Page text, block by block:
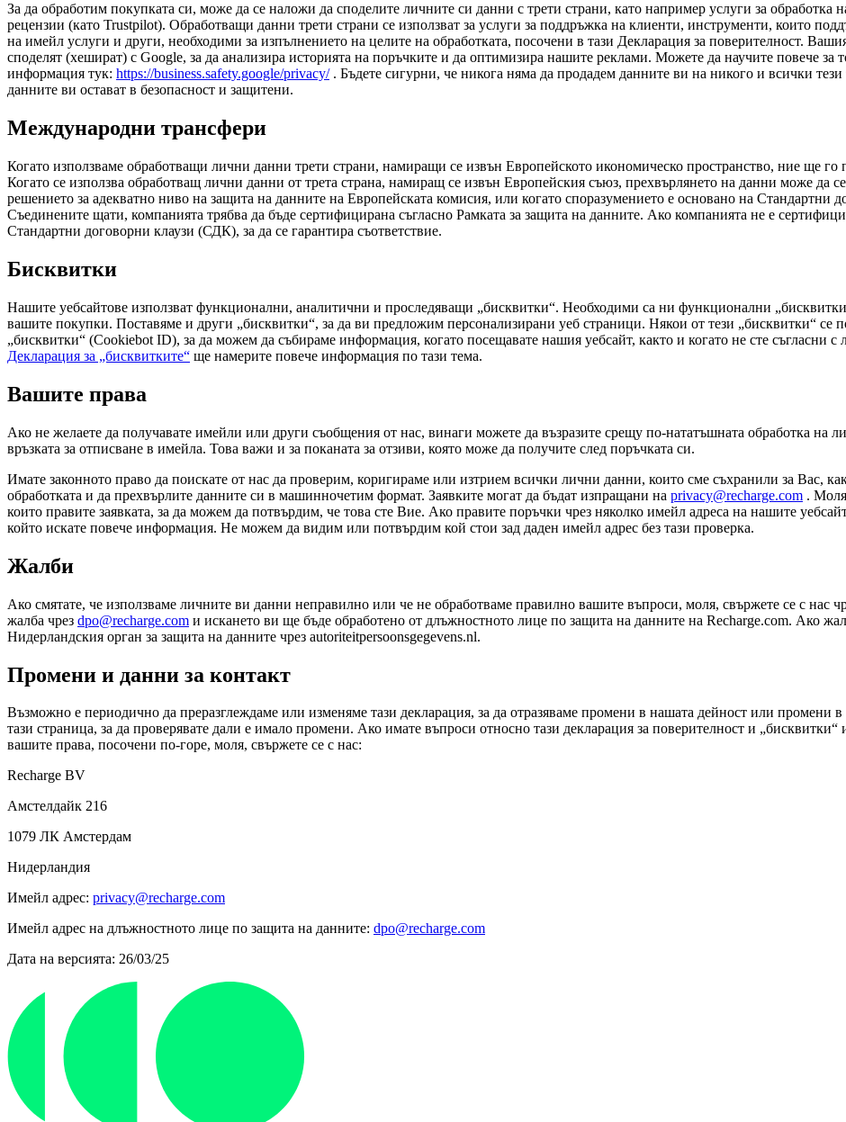
За да обработим покупката си, може да се наложи да споделите личните си данни с трети страни, като например услуги за обработка
рецензии (като Trustpilot). Обработващи данни трети страни се използват за услуги за поддръжка на клиенти, инструменти, които
на имейл услуги и други, необходими за изпълнението на целите на обработката, посочени в тази Декларация за поверителност.
споделят (хешират) с Google, за да анализира историята на поръчките и да оптимизира нашите реклами. Можете да научите повече за
информация тук: https://business.safety.google/privacy/. Бъдете сигурни, че никога няма да продадем данните ви на никого и всички тези
данните ви остават в безопасност и защитени.
Международни трансфери
Когато използваме обработващи лични данни трети страни, намиращи се извън Европейското икономическо пространство, ние ще го
Когато се използва обработващ лични данни от трета страна, намиращ се извън Европейския съюз, прехвърлянето на данни може да
решението за адекватно ниво на защита на данните на Европейската комисия, или когато споразумението е основано на Стандартни
Съединените щати, компанията трябва да бъде сертифицирана съгласно Рамката за защита на данните. Ако компанията не е
Стандартни договорни клаузи (СДК), за да се гарантира съответствие.
Бисквитки
Нашите уебсайтове използват функционални, аналитични и проследяващи „бисквитки“. Необходими са ни функционални
вашите покупки. Поставяме и други „бисквитки“, за да ви предложим персонализирани уеб страници. Някои от тези „бисквитки“
„бисквитки“ (Cookiebot ID), за да можем да събираме информация, когато посещавате нашия уебсайт, както и когато не сте съгласни с
Декларация за „бисквитките“ ще намерите повече информация по тази тема.
Вашите права
Ако не желаете да получавате имейли или други съобщения от нас, винаги можете да възразите срещу по-нататъшната обработка на
връзката за отписване в имейла. Това важи и за поканата за отзиви, която може да получите след поръчката си.
Имате законното право да поискате от нас да проверим, коригираме или изтрием всички лични данни, които сме съхранили за Вас,
обработката и да прехвърлите данните си в машинночетим формат. Заявките могат да бъдат изпращани на privacy@recharge.com .
които правите заявката, за да можем да потвърдим, че това сте Вие. Ако правите поръчки чрез няколко имейл адреса на нашите
който искате повече информация. Не можем да видим или потвърдим кой стои зад даден имейл адрес без тази проверка.
Жалби
Ако смятате, че използваме личните ви данни неправилно или че не обработваме правилно вашите въпроси, моля, свържете се с нас
жалба чрез dpo@recharge.com и искането ви ще бъде обработено от длъжностното лице по защита на данните на Recharge.com. Ако
Нидерландския орган за защита на данните чрез autoriteitpersoonsgegevens.nl.
Промени и данни за контакт
Възможно е периодично да преразглеждаме или изменяме тази декларация, за да отразяваме промени в нашата дейност или промени
тази страница, за да проверявате дали е имало промени. Ако имате въпроси относно тази декларация за поверителност и „бисквитки“
вашите права, посочени по-горе, моля, свържете се с нас:
Recharge BV
Амстелдайк 216
1079 ЛК Амстердам
Нидерландия
Имейл адрес: privacy@recharge.com
Имейл адрес на длъжностното лице по защита на данните: dpo@recharge.com
Дата на версията: 26/03/25